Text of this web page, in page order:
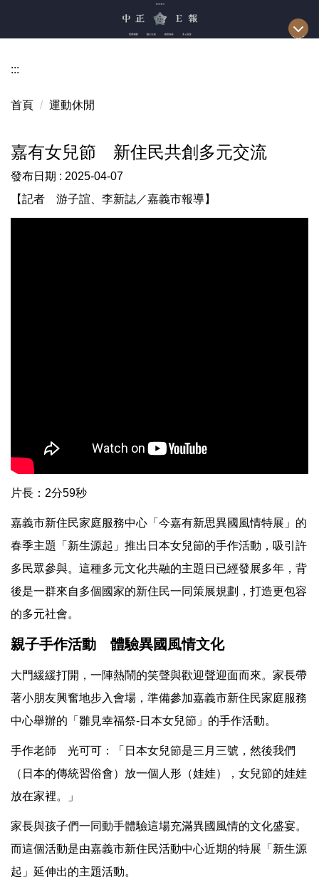
區
:::
首頁 運動休閒
嘉有女兒節 新住民共創多元交流
發布日期 : 2025-04-07
【記者 游子誼、李新誌／嘉義市報導】
片長：2分59秒
嘉義市新住民家庭服務中心「今嘉有新思異國風情特展」的
春季主題「新生源起」推出日本女兒節的手作活動，吸引許
多民眾參與。這種多元文化共融的主題日已經發展多年，背
後是一群來自多個國家的新住民一同策展規劃，打造更包容
的多元社會。
親子手作活動 體驗異國風情文化
大門緩緩打開，一陣熱鬧的笑聲與歡迎聲迎面而來。家長帶
著小朋友興奮地步入會場，準備參加嘉義市新住民家庭服務
中心舉辦的「雛見幸福祭-日本女兒節」的手作活動。
手作老師 光可可：「日本女兒節是三月三號，然後我們
（日本的傳統習俗會）放一個人形（娃娃），女兒節的娃娃
放在家裡。」
家長與孩子們一同動手體驗這場充滿異國風情的文化盛宴。
而這個活動是由嘉義市新住民活動中心近期的特展「新生源
起」延伸出的主題活動。